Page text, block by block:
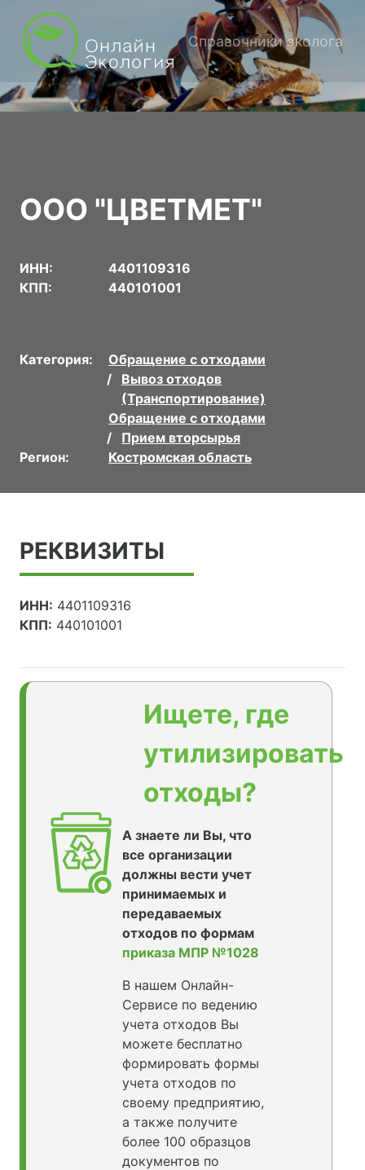
Справочники эколога
ООО "ЦВЕТМЕТ"
ИНН:
4401109316
КПП:
440101001
Категория:
Обращение с отходами
Вывоз отходов
(Транспортирование)
Обращение с отходами
Прием вторсырья
Регион:
Костромская область
РЕКВИЗИТЫ
ИНН: 4401109316
КПП: 440101001
Ищете, где
утилизировать
отходы?
А знаете ли Вы, что
все организации
должны вести учет
принимаемых и
передаваемых
отходов по формам
приказа МПР №1028
В нашем Онлайн-
Сервисе по ведению
учета отходов Вы
можете бесплатно
формировать формы
учета отходов по
своему предприятию,
а также получите
более 100 образцов
документов по